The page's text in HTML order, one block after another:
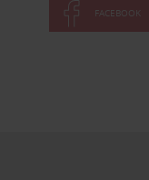
FACEBOOK